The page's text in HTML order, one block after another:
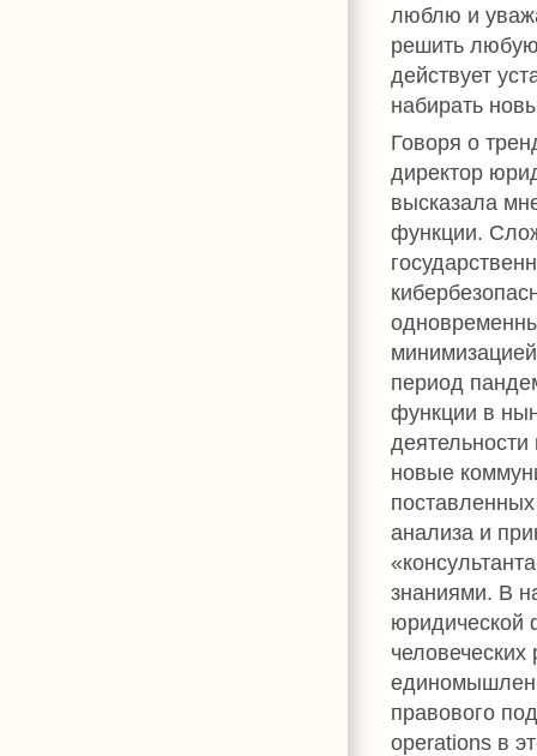
люблю и
решить
действует
набирать
Говоря о
директор
высказала
функции.
период
функции в
новые
анализа и
знаниями. В
юридической
правового
operations в